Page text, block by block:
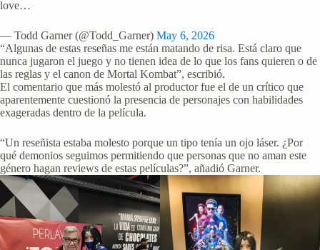
love…
— Todd Garner (@Todd_Garner) May 6, 2026
“Algunas de estas reseñas me están matando de risa. Está claro que
nunca jugaron el juego y no tienen idea de lo que los fans quieren o de
las reglas y el canon de Mortal Kombat”, escribió.
El comentario que más molestó al productor fue el de un crítico que
aparentemente cuestionó la presencia de personajes con habilidades
exageradas dentro de la película.
“Un reseñista estaba molesto porque un tipo tenía un ojo láser. ¿Por
qué demonios seguimos permitiendo que personas que no aman este
género hagan reviews de estas películas?”, añadió Garner.